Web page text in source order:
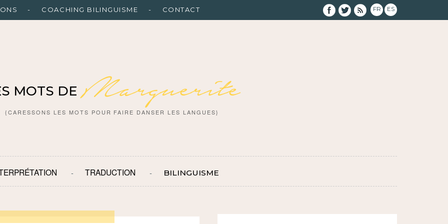
COACHING BILINGUISME CONTACT FR ES
MOTS DE Marguerite
{CARESSONS LES MOTS POUR FAIRE DANSER LES LANGUES}
TRADUCTION BILINGUISME